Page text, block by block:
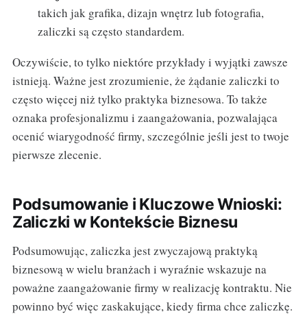
takich jak grafika, dizajn wnętrz lub fotografia,
zaliczki są często standardem.
Oczywiście, to tylko niektóre przykłady i wyjątki zawsze
istnieją. Ważne jest zrozumienie, że żądanie zaliczki to
często więcej niż tylko praktyka biznesowa. To także
oznaka profesjonalizmu i zaangażowania, pozwalająca
ocenić wiarygodność firmy, szczególnie jeśli jest to twoje
pierwsze zlecenie.
Podsumowanie i Kluczowe Wnioski:
Zaliczki w Kontekście Biznesu
Podsumowując, zaliczka jest zwyczajową praktyką
biznesową w wielu branżach i wyraźnie wskazuje na
poważne zaangażowanie firmy w realizację kontraktu. Nie
powinno być więc zaskakujące, kiedy firma chce zaliczkę.